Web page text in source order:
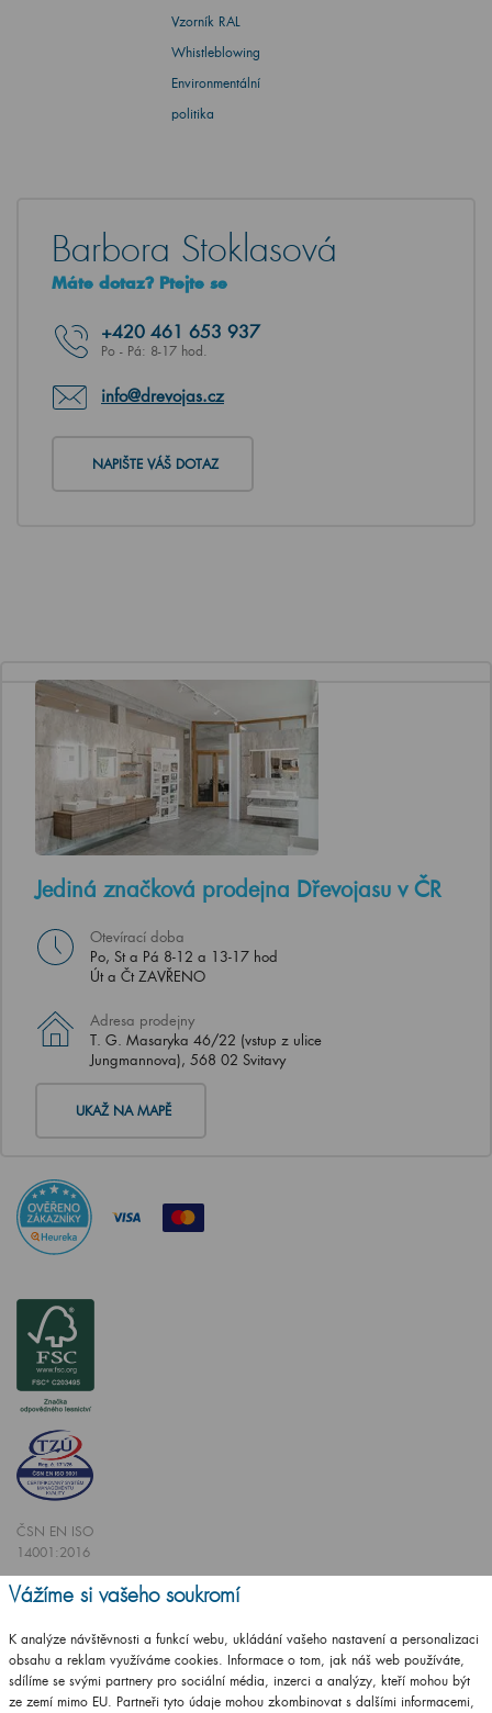
Vzorník RAL
Whistleblowing
Environmentální
politika
Barbora Stoklasová
Máte dotaz? Ptejte se
+420 461 653 937
Po - Pá: 8-17 hod.
info@drevojas.cz
NAPIŠTE VÁŠ DOTAZ
Jediná značková prodejna Dřevojasu v ČR
Otevírací doba
Po, St a Pá 8-12 a 13-17 hod
Út a Čt ZAVŘENO
Adresa prodejny
T. G. Masaryka 46/22 (vstup z ulice
Jungmannova), 568 02 Svitavy
UKAŽ NA MAPĚ
ČSN EN ISO
14001:2016
ČSN EN ISO
9001:2016
Vážíme si vašeho soukromí
K analýze návštěvnosti a funkcí webu, ukládání vašeho nastavení a personalizaci
obsahu a reklam využíváme cookies. Informace o tom, jak náš web používáte,
sdílíme se svými partnery pro sociální média, inzerci a analýzy, kteří mohou být
ze zemí mimo EU. Partneři tyto údaje mohou zkombinovat s dalšími informacemi,